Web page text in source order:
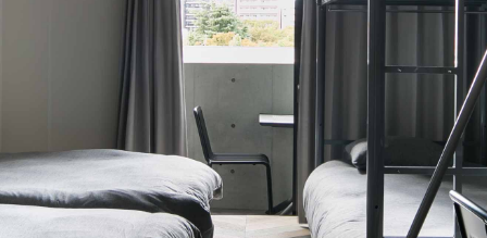
osu west
osu east
zone
osu kannon
zoneⅡ_trive Kids
meieki nishi